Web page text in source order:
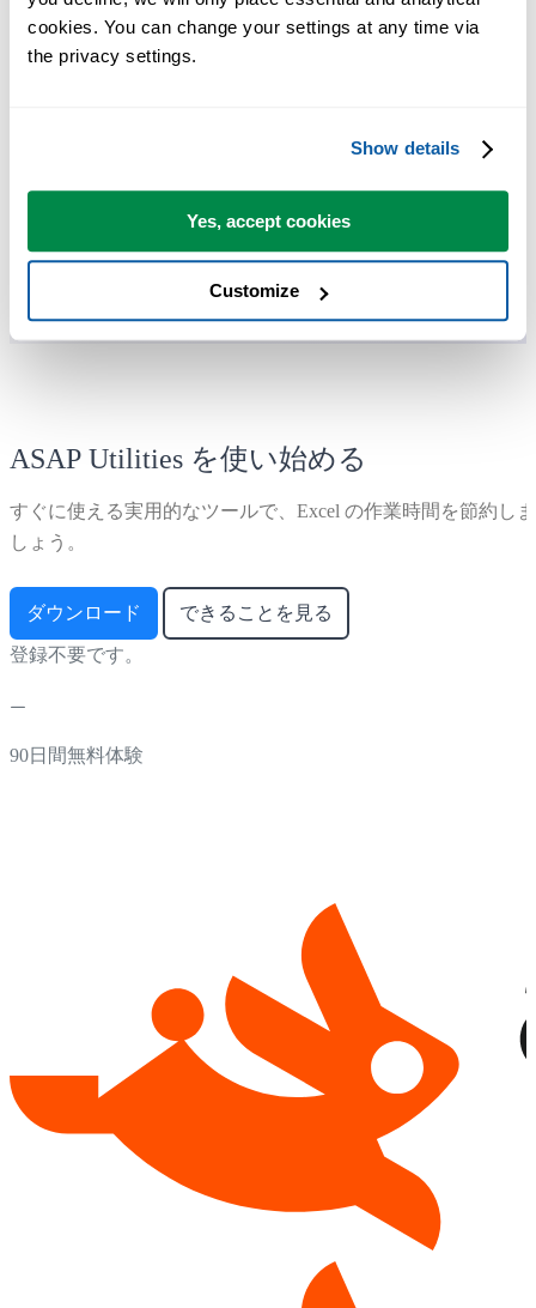
cookies. You can change your settings at any time via
the privacy settings.
Show details
Yes, accept cookies
Customize
世界中の 28,500 以上の組織で利用されています。
ASAP Utilities を使い始める
すぐに使える実用的なツールで、Excel の作業時間を節約しま
しょう。
ダウンロード できることを見る
登録不要です。
90日間無料体験